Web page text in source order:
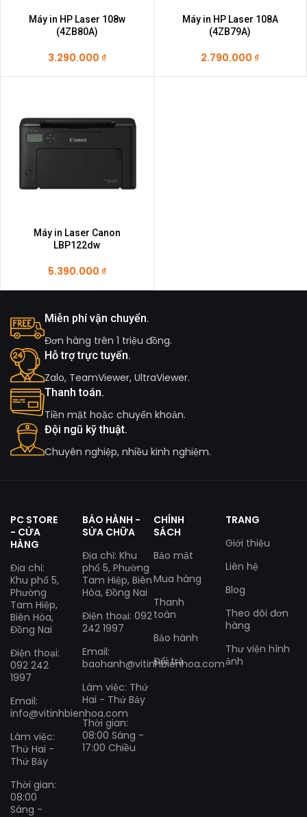
Máy in HP Laser 108w
(4ZB80A)
3.290.000 ₫
Máy in HP Laser 108A
(4ZB79A)
2.790.000₫
Máy in Laser Canon
LBP122dw
5.390.000 ₫
Miễn phí vận chuyển.
Đơn hàng trên 1 triệu đồng.
Hỗ trợ trực tuyến.
Zalo, TeamViewer, UltraViewer.
Thanh toán.
Tiền mặt hoặc chuyển khoản.
Đội ngũ kỹ thuật.
Chuyên nghiệp, nhiều kinh nghiệm.
PC STORE
- CỬA
HÀNG
Địa chỉ:
Khu phố 5,
Phường
Tam Hiệp,
Biên Hòa,
Đồng Nai
Điện thoại:
092 242
1997
Email:
info@vitinhbienhoa.com
Làm việc:
Thứ Hai -
Thứ Bảy
Thời gian:
08:00
Sáng -
BẢO HÀNH -
SỬA CHỮA
Địa chỉ: Khu
phố 5, Phường
Tam Hiệp, Biên
Hòa, Đồng Nai
Điện thoại: 092
242 1997
Email:
baohanh@vitinhbienhoa.com
Làm việc: Thứ
Hai - Thứ Bảy
Thời gian:
08:00 Sáng -
17:00 Chiều
CHÍNH
SÁCH
Bảo mật
Mua hàng
Thanh
toán
Bảo hành
Đổi trả
TRANG
Giới thiệu
Liên hệ
Blog
Theo dõi đơn
hàng
Thư viện hình
ảnh